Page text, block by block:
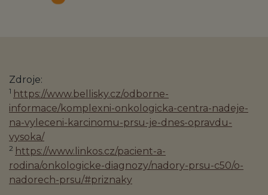
Zdroje:
1 https://www.bellisky.cz/odborne-
informace/komplexni-onkologicka-centra-nadeje-
na-vyleceni-karcinomu-prsu-je-dnes-opravdu-
vysoka/
2 https://www.linkos.cz/pacient-a-
rodina/onkologicke-diagnozy/nadory-prsu-c50/o-
nadorech-prsu/#priznaky